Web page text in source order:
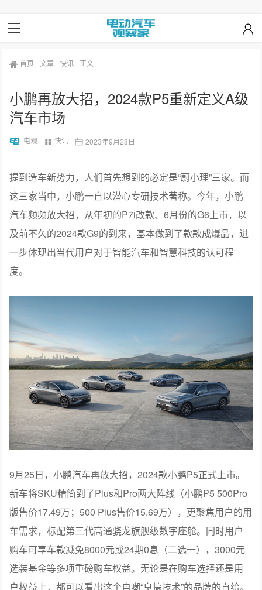
首页 -文章-快讯- 正文
小鹏再放大招，2024款P5重新定义A级
汽车市场
电观 快讯 2023年9月28日
提到造车新势力，人们首先想到的必定是“蔚小理”三家。而
这三家当中，小鹏一直以潜心专研技术著称。今年，小鹏
汽车频频放大招，从年初的P7i改款、6月份的G6上市，以
及前不久的2024款G9的到来，基本做到了款款成爆品，进
一步体现出当代用户对于智能汽车和智慧科技的认可程
度。
9月25日，小鹏汽车再放大招，2024款小鹏P5正式上市。
新车将SKU精简到了Plus和Pro两大阵线（小鹏P5 500Pro
版售价17.49万；500 Plus售价15.69万），更聚焦用户的用
车需求，标配第三代高通骁龙旗舰级数字座舱。同时用户
购车可享车款减免8000元或24期0息（二选一），3000元
选装基金等多项重磅购车权益。无论是在购车选择还是用
户权益上，都可以看出这个自嘲“臭搞技术”的品牌的直给。